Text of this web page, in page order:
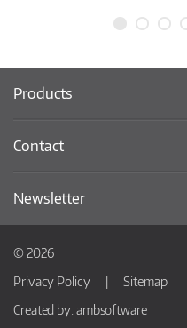
Products
Contact
Newsletter
© 2026
Privacy Policy
Sitemap
Created by: ambsoftware